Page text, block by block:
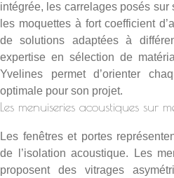
intégrée, les carrelages posés
les moquettes à fort coefficient
de solutions adaptées à
expertise en sélection de
Yvelines permet d’orienter
optimale pour son projet.
Les menuiseries acoustiques sur
Les fenêtres et portes
de l’isolation acoustique. Les
proposent des vitrages